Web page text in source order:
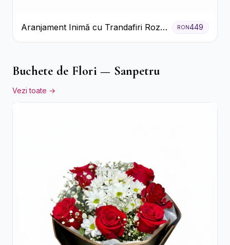
Aranjament Inimă cu Trandafiri Roz
și Gypsophila Albă
RON449
Buchete de Flori — Sanpetru
Vezi toate →